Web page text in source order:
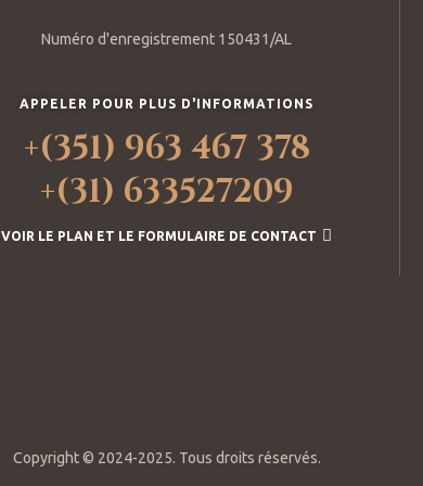
Numéro d'enregistrement 150431/AL
APPELER POUR PLUS D'INFORMATIONS
+(351) 963 467 378
+(31) 633527209
VOIR LE PLAN ET LE FORMULAIRE DE CONTACT
Copyright © 2024-2025. Tous droits réservés.